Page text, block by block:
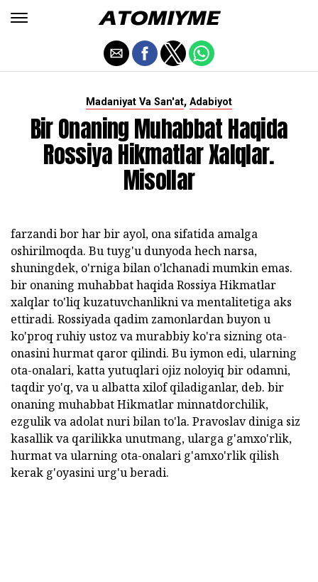
Madaniyat Va San'at, Adabiyot
Bir Onaning Muhabbat Haqida
Rossiya Hikmatlar Xalqlar.
Misollar
farzandi bor har bir ayol, ona sifatida amalga
oshirilmoqda. Bu tuyg'u dunyoda hech narsa,
shuningdek, o'rniga bilan o'lchanadi mumkin emas.
bir onaning muhabbat haqida Rossiya Hikmatlar
xalqlar to'liq kuzatuvchanlikni va mentalitetiga aks
ettiradi. Rossiyada qadim zamonlardan buyon u
ko'proq ruhiy ustoz va murabbiy ko'ra sizning ota-
onasini hurmat qaror qilindi. Bu iymon edi, ularning
ota-onalari, katta yutuqlari ojiz noloyiq bir odamni,
taqdir yo'q, va u albatta xilof qiladiganlar, deb. bir
onaning muhabbat Hikmatlar minnatdorchilik,
ezgulik va adolat nuri bilan to'la. Pravoslav diniga siz
kasallik va qarilikka unutmang, ularga g'amxo'rlik,
hurmat va ularning ota-onalari g'amxo'rlik qilish
kerak g'oyasini urg'u beradi.